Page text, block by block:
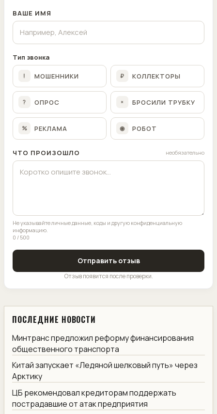
ВАШЕ ИМЯ
Тип звонка
! МОШЕННИКИ ₽ КОЛЛЕКТОРЫ
? ОПРОС × БРОСИЛИ ТРУБКУ
% РЕКЛАМА ◉ РОБОТ
ЧТО ПРОИЗОШЛО необязательно
Не указывайте личные данные, коды и другую конфиденциальную
информацию.
0 / 500
Отправить отзыв
Отзыв появится после проверки.
ПОСЛЕДНИЕ НОВОСТИ
Минтранс предложил реформу финансирования
общественного транспорта
Китай запускает «Ледяной шелковый путь» через
Арктику
ЦБ рекомендовал кредиторам поддержать
пострадавшие от атак предприятия